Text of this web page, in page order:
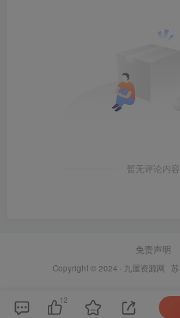
暂无评论内容
免责声明
Copyright © 2024 · 九屋资源网
12